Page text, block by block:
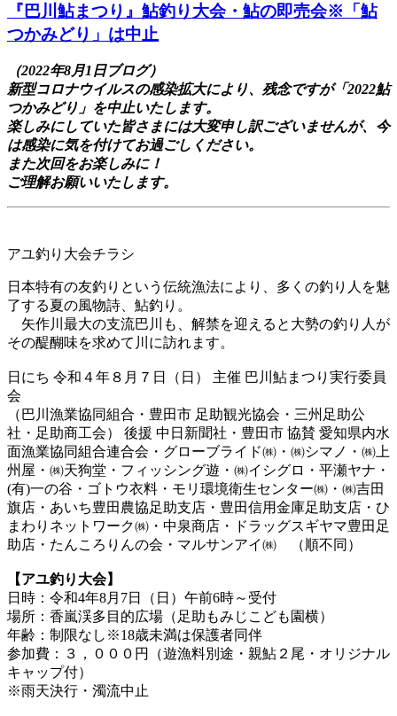
『巴川鮎まつり』鮎釣り大会・鮎の即売会※「鮎
つかみどり」は中止
（2022年8月1日ブログ）
新型コロナウイルスの感染拡大により、残念ですが「2022鮎
つかみどり」を中止いたします。
楽しみにしていた皆さまには大変申し訳ございませんが、今
は感染に気を付けてお過ごしください。
また次回をお楽しみに！
ご理解お願いいたします。
アユ釣り大会チラシ
日本特有の友釣りという伝統漁法により、多くの釣り人を魅
了する夏の風物詩、鮎釣り。
矢作川最大の支流巴川も、解禁を迎えると大勢の釣り人が
その醍醐味を求めて川に訪れます。
日にち 令和４年８月７日（日） 主催 巴川鮎まつり実行委員
会
（巴川漁業協同組合・豊田市 足助観光協会・三州足助公
社・足助商工会） 後援 中日新聞社・豊田市 協賛 愛知県内水
面漁業協同組合連合会・グローブライド㈱・㈱シマノ・㈱上
州屋・㈱天狗堂・フィッシング遊・㈱イシグロ・平瀬ヤナ・
(有)一の谷・ゴトウ衣料・モリ環境衛生センター㈱・㈱吉田
旗店・あいち豊田農協足助支店・豊田信用金庫足助支店・ひ
まわりネットワーク㈱・中泉商店・ドラッグスギヤマ豊田足
助店・たんころりんの会・マルサンアイ㈱ （順不同）
【アユ釣り大会】
日時：令和4年8月7日（日）午前6時～受付
場所：香嵐渓多目的広場（足助もみじこども園横）
年齢：制限なし※18歳未満は保護者同伴
参加費：３，０００円（遊漁料別途・親鮎２尾・オリジナル
キャップ付）
※雨天決行・濁流中止